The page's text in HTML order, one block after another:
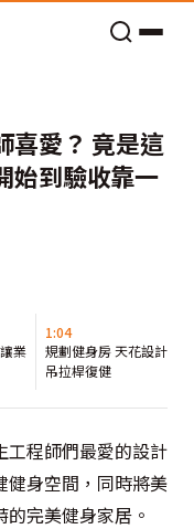
喜愛？ 竟是這
始到驗收靠一
業
1:04
規劃健身房 天花設計懸
吊拉桿復健
工程師們最愛的設計
健身空間，同時將美
完美健身家居。